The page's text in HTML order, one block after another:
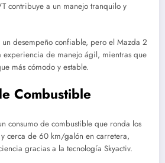
contribuye a un manejo tranquilo y
desempeño confiable, pero el Mazda 2
experiencia de manejo ágil, mientras que
más cómodo y estable.
Combustible
consumo de combustible que ronda los
cerca de 60 km/galón en carretera,
gracias a la tecnología Skyactiv.